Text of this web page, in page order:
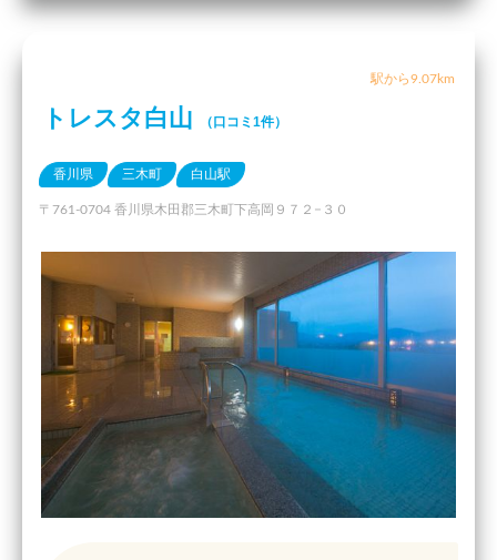
駅から9.07km
トレスタ白山 （口コミ1件）
香川県 三木町 白山駅
〒761-0704 香川県木田郡三木町下高岡９７２−３０